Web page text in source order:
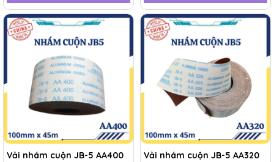
Vải nhám cuộn JB-5 AA400 Vải nhám cuộn JB-5 AA320